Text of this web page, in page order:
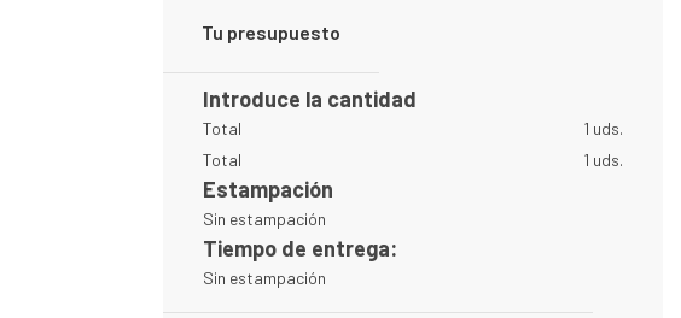
Tu presupuesto
Introduce la cantidad
Total
1 uds.
Total
1 uds.
Estampación
Sin estampación
Tiempo de entrega:
Sin estampación